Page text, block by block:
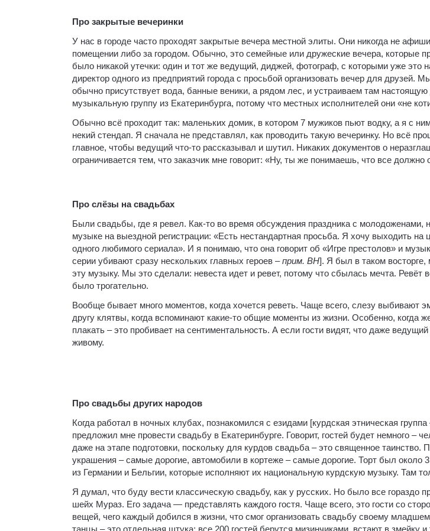
Про закрытые вечеринки
У нас в городе часто проходят закрытые вечера местной элиты. Они никогда не
помещении либо за городом. Обычно, это семейные или дружеские вечера, которые
было никакой утечки: один и тот же ведущий, диджей, фотограф, с которыми уже это
директор одного из предприятий города с просьбой организовать вечер для друзей.
обычно присутствует вода, банные веники, а рядом лес, и устраиваем там
музыкальную группу из Екатеринбурга, потому что местных исполнителей они «не
Обычно всё проходит так: маленьких домик, в котором 7 мужиков пьют водку, а я с
некий стендап. Я сначала не представлял, как проводить такую вечеринку. Но всё
главное, чтобы ведущий что-то рассказывал и шутил. Никаких документов о
ограничивается тем, что заказчик мне говорит: «Ну, ты же понимаешь, что все
Про слёзы на свадьбах
Были свадьбы, где я ревел. Как-то во время обсуждения праздника с молодоженами,
музыке на выездной регистрации: «Есть нестандартная просьба. Я хочу выходить
одного любимого сериала». И я понимаю, что она говорит об «Игре престолов» и
серии убивают сразу нескольких главных героев –прим. ВН]. Я был в таком
эту музыку. Мы это сделали: невеста идет и ревет, потому что сбылась мечта. Ревёт
было трогательно.
Вообще бывает много моментов, когда хочется реветь. Чаще всего, слезу выбивают
другу клятвы, когда вспоминают какие-то общие моменты из жизни. Особенно, когда
плакать – это пробивает на сентиментальность. А если гости видят, что даже
живому.
Про свадьбы других народов
Когда работал в ночных клубах, познакомился с езидами [курдская этническая группа
предложил мне провести свадьбу в Екатеринбурге. Говорит, гостей будет немного –
даже на этапе подготовки, поскольку для курдов свадьба – это священное
украшения – самые дорогие, автомобили в кортеже – самые дорогие. Торт был около
из Германии и Бельгии, которые исполняют их национальную курдскую музыку. Там
Я думал, что буду вести классическую свадьбу, как у русских. Но было все гораздо
шейх Мураз. Его задача — представлять каждого гостя. Чаще всего, это гости со
вещей, чего каждый добился в жизни, что смог организовать свадьбу своему
танцы – это отдельная штука: все 200 гостей берутся мизинчиками, встают в змейку